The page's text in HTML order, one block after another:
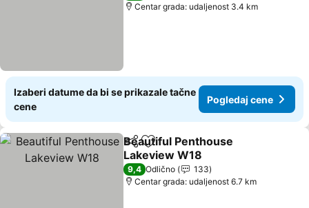
Centar grada: udaljenost 3.4 km
Izaberi datume da bi se prikazale tačne
cene
Pogledaj cene
Deli Dodati u favorite
Beautiful Penthouse
Lakeview W18
Pogledaj cene
9,4 Odlično
133
Centar grada: udaljenost 6.7 km